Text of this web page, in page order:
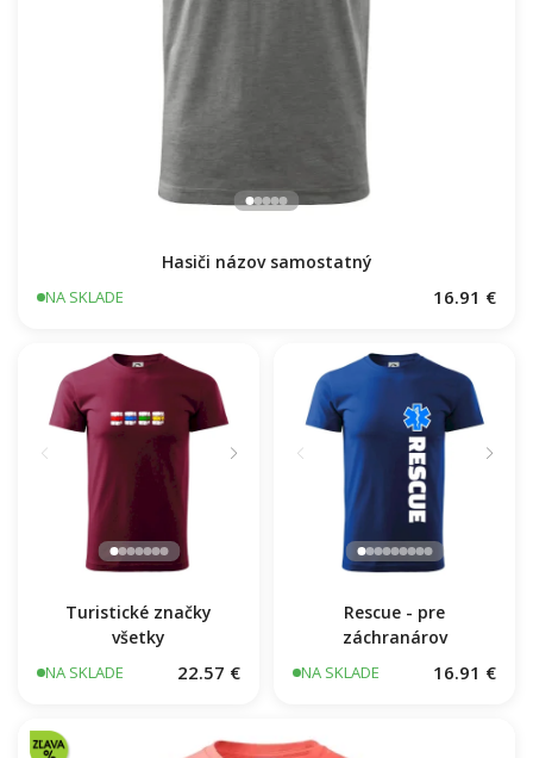
Hasiči názov samostatný
NA SKLADE 16.91 €
Turistické značky
všetky
NA SKLADE 22.57 €
Rescue - pre
záchranárov
NA SKLADE 16.91 €